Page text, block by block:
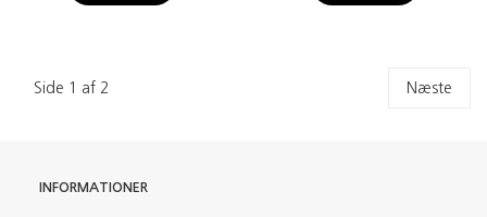
Side 1 af 2 Næste
INFORMATIONER